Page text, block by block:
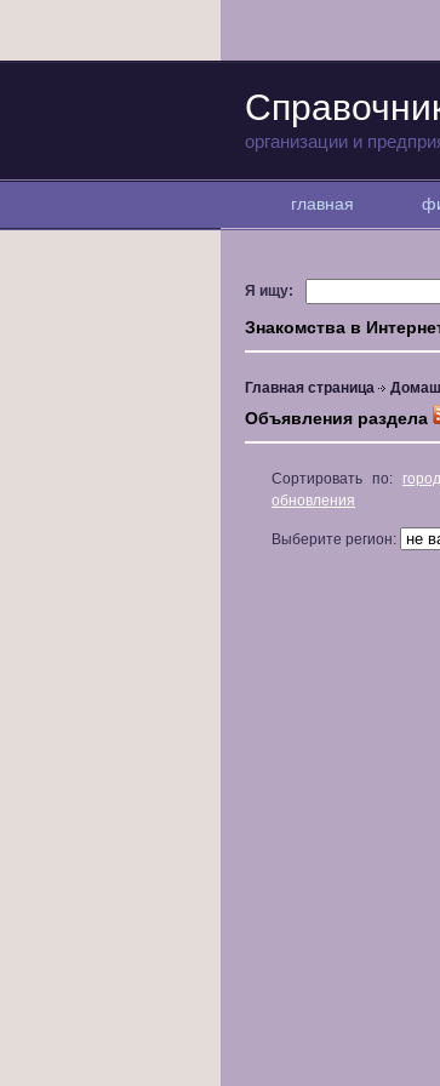
организации и
главная
Я ищу:
Знакомства в
Главная страница
Объявления раздела
Сортировать по:
обновления
Выберите регион: